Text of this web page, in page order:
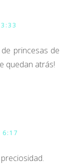
princesas de
quedan atrás!
6:17